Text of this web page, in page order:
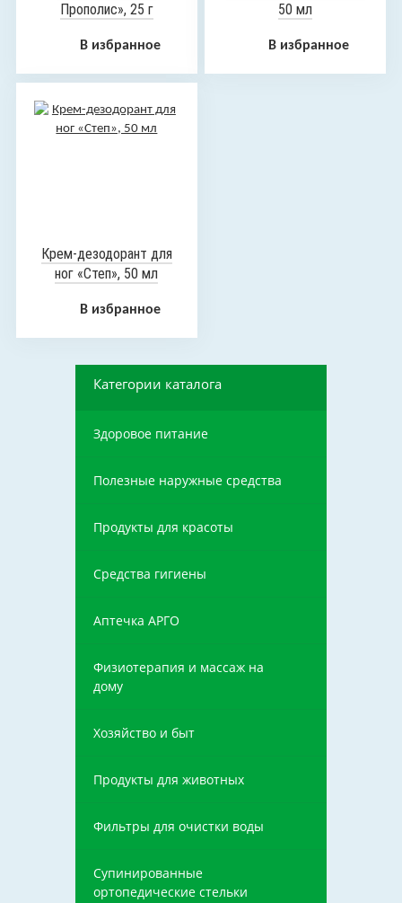
Прополис», 25 г
В избранное
50 мл
В избранное
Крем-дезодорант для
ног «Степ», 50 мл
В избранное
Категории каталога
Здоровое питание
Полезные наружные средства
Продукты для красоты
Средства гигиены
Аптечка АРГО
Физиотерапия и массаж на
дому
Хозяйство и быт
Продукты для животных
Фильтры для очистки воды
Супинированные
ортопедические стельки